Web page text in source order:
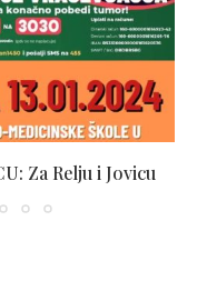
Za Relju i Jovicu